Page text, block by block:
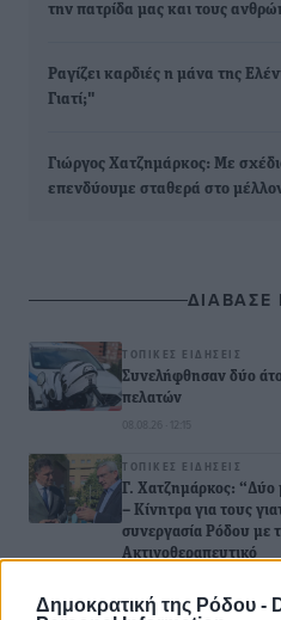
Δημοκρατική της Ρόδου -
την πατρίδα μας και τους
Ραγίζει καρδιές η μάνα της
Γιατί;"
Γιώργος Χατζημάρκος: Με
επενδύουμε σταθερά στο
ΔΙΑΒΑΣΕ
ΤΟΠΙΚΈΣ ΕΙΔΉΣΕΙΣ
Συνελήφθησαν δύο
πελατών
08.08.26 · 12:15
ΤΟΠΙΚΈΣ ΕΙΔΉΣΕΙΣ
Γ. Χατζημάρκος: “Δύο
– Κίνητρα για τους
συνεργασία Ρόδου με
Ακτινοθεραπευτικό